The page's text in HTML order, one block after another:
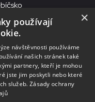
Budějovice
Purcnerova 62, 676 02
datové schránky: chjn2kd
×
používají
návštěvnosti používáme
našich stránek také
partnery, kteří je mohou
jste jim poskytli nebo které
služeb. Zásady ochrany